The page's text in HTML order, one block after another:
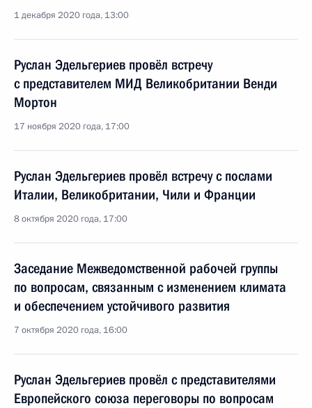
1 декабря 2020 года, 13:00
Руслан Эдельгериев провёл встречу
с представителем МИД Великобритании Венди
Мортон
17 ноября 2020 года, 17:00
Руслан Эдельгериев провёл встречу с послами
Италии, Великобритании, Чили и Франции
8 октября 2020 года, 17:00
Заседание Межведомственной рабочей группы
по вопросам, связанным с изменением климата
и обеспечением устойчивого развития
7 октября 2020 года, 16:00
Руслан Эдельгериев провёл с представителями
Европейского союза переговоры по вопросам